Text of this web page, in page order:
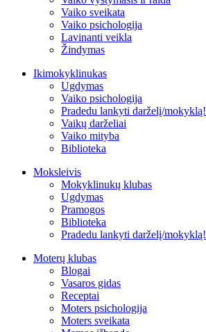
Vaiko sveikata
Vaiko psichologija
Lavinanti veikla
Žindymas
Ikimokyklinukas
Ugdymas
Vaiko psichologija
Pradedu lankyti darželį/mokyklą!
Vaikų darželiai
Vaiko mityba
Biblioteka
Moksleivis
Mokyklinukų klubas
Ugdymas
Pramogos
Biblioteka
Pradedu lankyti darželį/mokyklą!
Moterų klubas
Blogai
Vasaros gidas
Receptai
Moters psichologija
Moters sveikata